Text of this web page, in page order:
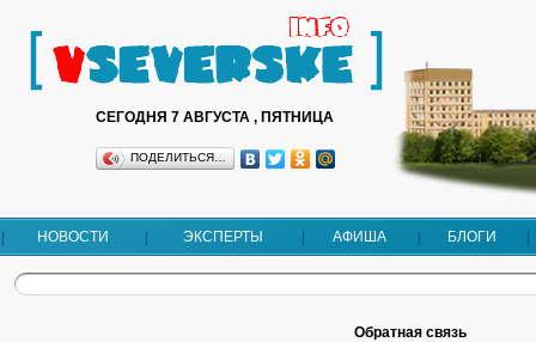
СЕГОДНЯ 7 АВГУСТА , ПЯТНИЦА
ПОДЕЛИТЬСЯ…
НОВОСТИ ЭКСПЕРТЫ АФИША БЛОГИ
Обратная связь